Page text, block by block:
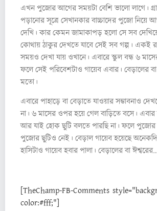
এখন পুজোর আগের সময়টা বেশি ভালো লাগে।
পড়ানোর সূত্রে সেখানকার বাচ্চাদের পুজো নিয়ে
দেখি। কার কেমন জামাকাপড় হলো সে সব
কোথায় ঠাকুর দেখতে যাবে সেই সব গল্প। একই
সময়ও দেখা যায় ওখানে। এবারে স্কুল বন্ধ ৬
ফলে সেই পরিবেশটাও গায়েব এবার। বেড়ালের বা
মতো।
এবারে পাহাড়ে বা বেড়াতে যাওয়ার সম্ভাবনাও
না। ৬ মাসের ওপর হয়ে গেল বাড়িতে বসে।
আর যাই হোক ছুটি বলতে পারছি না। ফলে পুজোর
পুজোর ছুটিও নেই। বেড়াল গায়েব হয়েছে
হাসিটাও গায়েব হবার পালা। বেড়ালের বা
[TheChamp-FB-Comments
color:#fff;"]